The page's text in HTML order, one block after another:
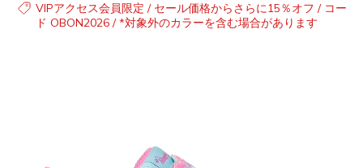
VIPアクセス会員限定 / セール価格からさらに15％オフ / コー
ド OBON2026 / *対象外のカラーを含む場合があります